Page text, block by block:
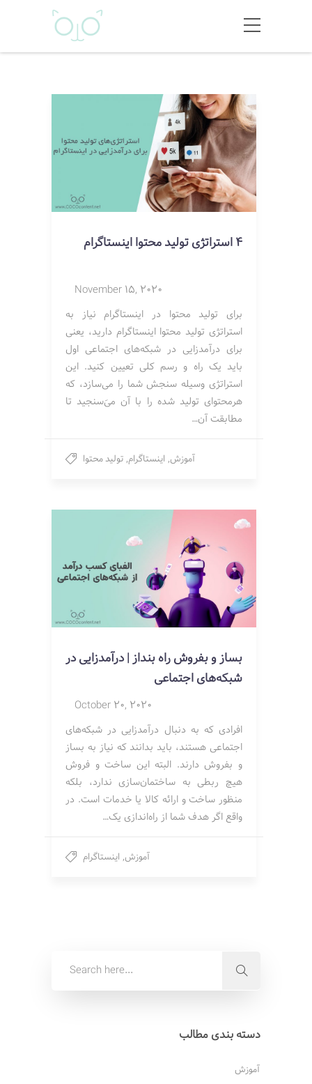
4 استراتژی تولید محتوا اینستاگرام
November 15, 2020
برای تولید محتوا در اینستاگرام نیاز به
استراتژی تولید محتوا اینستاگرام دارید، یعنی
برای درآمدزایی در شبکه‌های اجتماعی اول
باید یک راه و رسم کلی تعیین کنید. این
استراتژی وسیله سنجش شما را می‌سازد، که
هرمحتوای تولید شده را با آن میَ‌سنجید تا
مطابقت آن…
آموزش, اینستاگرام, تولید محتوا
بساز و بفروش راه بنداز | درآمدزایی در
شبکه‌های اجتماعی
October 20, 2020
افرادی که به دنبال درآمدزایی در شبکه‌های
اجتماعی هستند، باید بدانند که نیاز به بساز
و بفروش دارند. البته این ساخت و فروش
هیچ ربطی به ساختمان‌سازی ندارد، بلکه
منظور ساخت و ارائه کالا یا خدمات است. در
واقع اگر هدف شما از راه‌اندازی یک…
آموزش, اینستاگرام
دسته بندی مطالب
آموزش